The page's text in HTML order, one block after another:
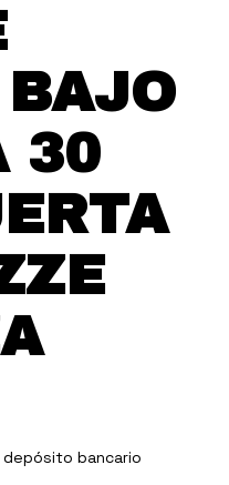
30
bancario